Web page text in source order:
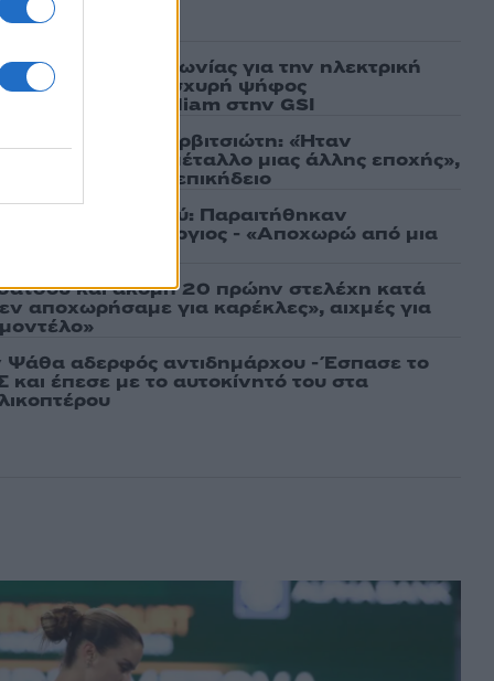
υπογραφή συμφωνίας για την ηλεκτρική
– Κύπρου: «Ισχυρή ψήφος
είσοδος της Meridiam στην GSI
στον Γιάννη Βαρβιτσιώτη: «Ήταν
το σπάνιο μέταλλο μιας άλλης εποχής»,
στον επικήδειο
την Καρυστιανού: Παραιτήθηκαν
και Κοτσόργιος - «Αποχωρώ από μια
και ακόμη 20 πρώην στελέχη κατά
αποχωρήσαμε για καρέκλες», αιχμές για
αδερφός αντιδημάρχου - Έσπασε το
έπεσε με το αυτοκίνητό του στα